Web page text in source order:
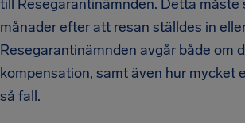
till Resegarantinämnden. Detta måste
månader efter att resan ställdes in
Resegarantinämnden avgår både om
kompensation, samt även hur mycket
så fall.